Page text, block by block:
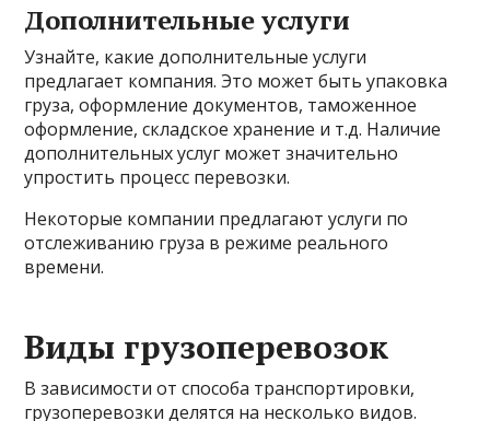
Дополнительные услуги
Узнайте, какие дополнительные услуги
предлагает компания. Это может быть упаковка
груза, оформление документов, таможенное
оформление, складское хранение и т.д. Наличие
дополнительных услуг может значительно
упростить процесс перевозки.
Некоторые компании предлагают услуги по
отслеживанию груза в режиме реального
времени.
Виды грузоперевозок
В зависимости от способа транспортировки,
грузоперевозки делятся на несколько видов.